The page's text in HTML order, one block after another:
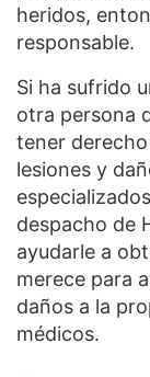
heridos,
responsable.
Si ha sufrido
otra persona
tener
lesiones y
despacho de
ayudarle a
merece para
daños a la
médicos.